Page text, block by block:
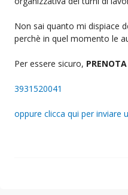
Non sai quanto mi dispiace
perchè in quel momento le
Per essere sicuro,
3931520041
oppure clicca qui per inviare